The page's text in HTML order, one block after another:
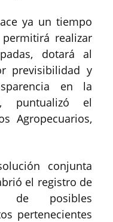
ya un tiempo
realizar
dotará al
previsibilidad y
en la
puntualizó el
Agropecuarios,
conjunta
el registro de
de posibles
pertenecientes